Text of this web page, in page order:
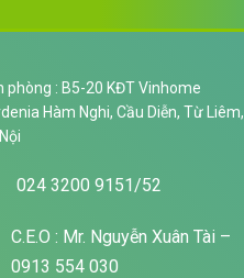
phòng : B5-20 KĐT Vinhome
Hàm Nghi, Cầu Diễn, Từ Liêm,
024 3200 9151/52
C.E.O : Mr. Nguyễn Xuân Tài –
0913 554 030